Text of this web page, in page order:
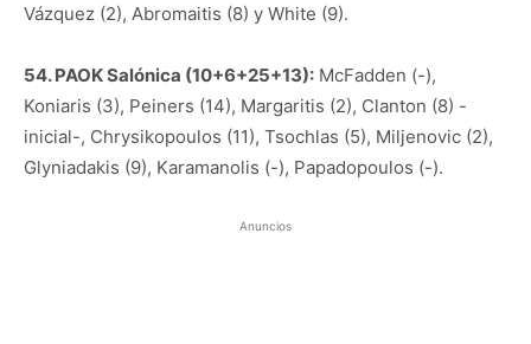
Vázquez (2), Abromaitis (8) y White (9).
54. PAOK Salónica (10+6+25+13): McFadden (-),
Koniaris (3), Peiners (14), Margaritis (2), Clanton (8) -
inicial-, Chrysikopoulos (11), Tsochlas (5), Miljenovic (2),
Glyniadakis (9), Karamanolis (-), Papadopoulos (-).
Anuncios